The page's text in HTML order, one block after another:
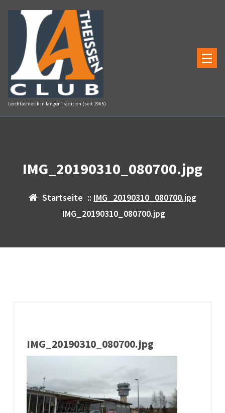
Inhalt
springen
Leichtathletik in langer Tradition (seit 1965)
IMG_20190310_080700.jpg
Startseite :: IMG_20190310_080700.jpg
IMG_20190310_080700.jpg
IMG_20190310_080700.jpg